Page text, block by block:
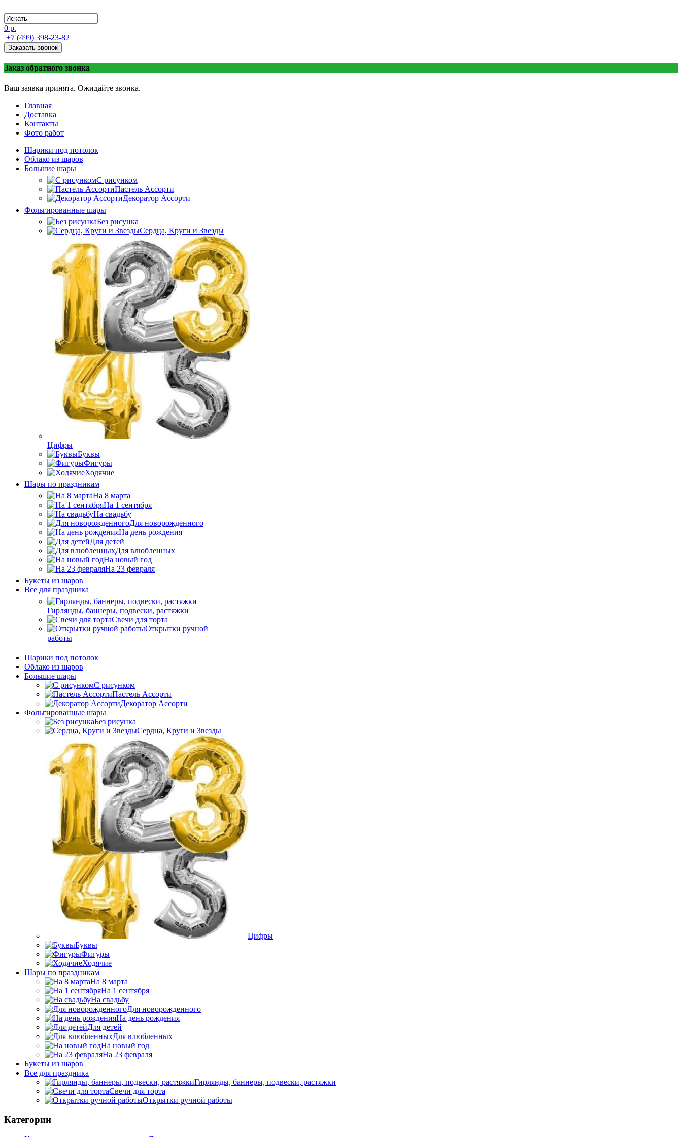
0 р.
+7 (499) 398-23-82
Заказать звонок
Заказ обратного звонка
Ваш заявка принята. Ожидайте звонка.
Главная
Доставка
Контакты
Фото работ
Шарики под потолок
Облако из шаров
Большие шары
C рисунком
Пастель Ассорти
Декоратор Ассорти
Фольгированные шары
Без рисунка
Сердца, Круги и Звезды
Цифры
Буквы
Фигуры
Ходячие
Шары по праздникам
На 8 марта
На 1 сентября
На свадьбу
Для новорожденного
На день рождения
Для детей
Для влюбленных
На новый год
На 23 февраля
Букеты из шаров
Bсе для праздника
Гирлянды, баннеры, подвески, растяжки
Свечи для торта
Открытки ручной
работы
Шарики под потолок
Облако из шаров
Большие шары
C рисунком
Пастель Ассорти
Декоратор Ассорти
Фольгированные шары
Без рисунка
Сердца, Круги и Звезды
Цифры
Буквы
Фигуры
Ходячие
Шары по праздникам
На 8 марта
На 1 сентября
На свадьбу
Для новорожденного
На день рождения
Для детей
Для влюбленных
На новый год
На 23 февраля
Букеты из шаров
Bсе для праздника
Гирлянды, баннеры, подвески, растяжки
Свечи для торта
Открытки ручной работы
Категории